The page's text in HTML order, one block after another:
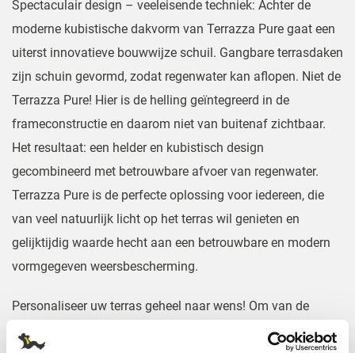
Spectaculair design – veeleisende techniek: Achter de
moderne kubistische dakvorm van Terrazza Pure gaat een
uiterst innovatieve bouwwijze schuil. Gangbare terrasdaken
zijn schuin gevormd, zodat regenwater kan aflopen. Niet de
Terrazza Pure! Hier is de helling geïntegreerd in de
frameconstructie en daarom niet van buitenaf zichtbaar.
Het resultaat: een helder en kubistisch design
gecombineerd met betrouwbare afvoer van regenwater.
Terrazza Pure is de perfecte oplossing voor iedereen, die
van veel natuurlijk licht op het terras wil genieten en
gelijktijdig waarde hecht aan een betrouwbare en modern
vormgegeven weersbescherming.
Personaliseer uw terras geheel naar wens! Om van de
ruimte op uw terras een eigen comfortabele plek te maken,